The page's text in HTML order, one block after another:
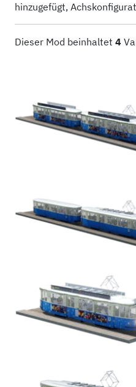
hinzugefügt,
Dieser Mod beinhaltet 4